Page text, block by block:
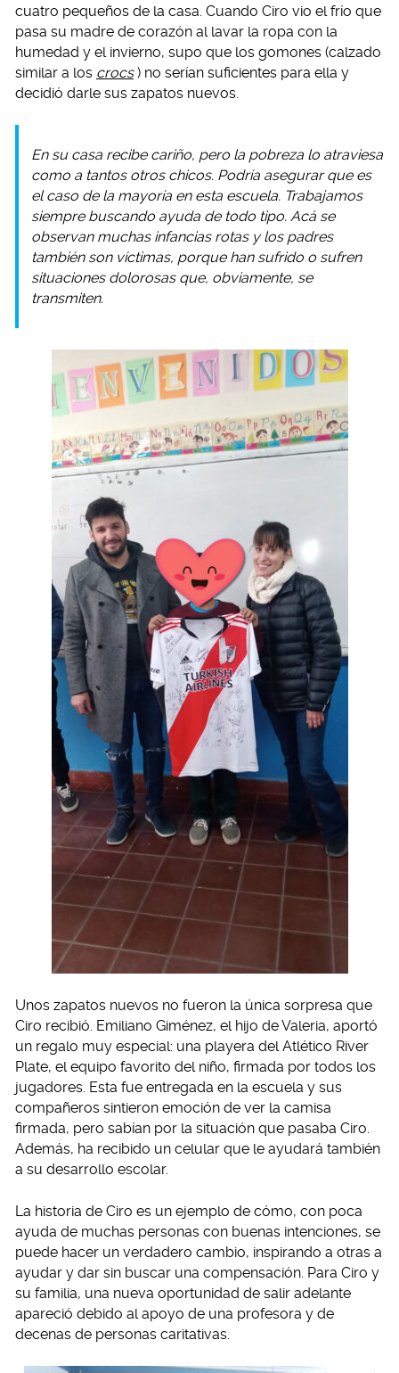
cuatro pequeños de la casa. Cuando Ciro vio el frío que
pasa su madre de corazón al lavar la ropa con la
humedad y el invierno, supo que los gomones (calzado
similar a los crocs ) no serían suficientes para ella y
decidió darle sus zapatos nuevos.
En su casa recibe cariño, pero la pobreza lo atraviesa
como a tantos otros chicos. Podría asegurar que es
el caso de la mayoría en esta escuela. Trabajamos
siempre buscando ayuda de todo tipo. Acá se
observan muchas infancias rotas y los padres
también son víctimas, porque han sufrido o sufren
situaciones dolorosas que, obviamente, se
transmiten.
Unos zapatos nuevos no fueron la única sorpresa que
Ciro recibió. Emiliano Giménez, el hijo de Valeria, aportó
un regalo muy especial: una playera del Atlético River
Plate, el equipo favorito del niño, firmada por todos los
jugadores. Esta fue entregada en la escuela y sus
compañeros sintieron emoción de ver la camisa
firmada, pero sabían por la situación que pasaba Ciro.
Además, ha recibido un celular que le ayudará también
a su desarrollo escolar.
La historia de Ciro es un ejemplo de cómo, con poca
ayuda de muchas personas con buenas intenciones, se
puede hacer un verdadero cambio, inspirando a otras a
ayudar y dar sin buscar una compensación. Para Ciro y
su familia, una nueva oportunidad de salir adelante
apareció debido al apoyo de una profesora y de
decenas de personas caritativas.